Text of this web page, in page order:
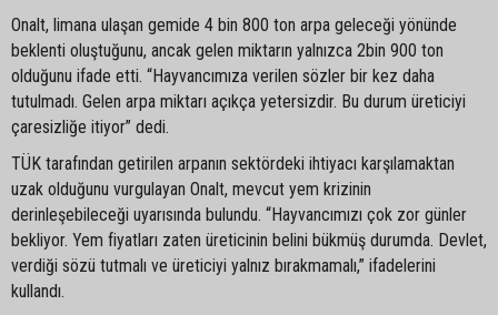
Onalt, limana ulaşan gemide 4 bin 800 ton arpa geleceği yönünde
beklenti oluştuğunu, ancak gelen miktarın yalnızca 2bin 900 ton
olduğunu ifade etti. “Hayvancımıza verilen sözler bir kez daha
tutulmadı. Gelen arpa miktarı açıkça yetersizdir. Bu durum üreticiyi
çaresizliğe itiyor” dedi.
TÜK tarafından getirilen arpanın sektördeki ihtiyacı karşılamaktan
uzak olduğunu vurgulayan Onalt, mevcut yem krizinin
derinleşebileceği uyarısında bulundu. “Hayvancımızı çok zor günler
bekliyor. Yem fiyatları zaten üreticinin belini bükmüş durumda. Devlet,
verdiği sözü tutmalı ve üreticiyi yalnız bırakmamalı,” ifadelerini
kullandı.